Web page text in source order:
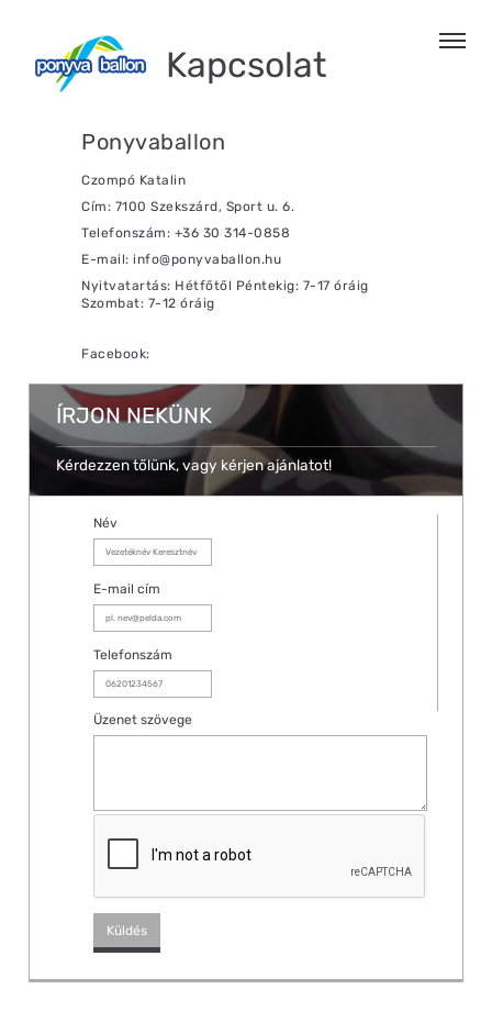
REFERENCIÁK /
AJÁNLATKÉRÉS
Kapcsolat
Ponyvaballon
Czompó Katalin
Cím: 7100 Szekszárd, Sport u. 6.
Telefonszám: +36 30 314-0858
E-mail: info@ponyvaballon.hu
Nyitvatartás: Hétfőtől Péntekig: 7-17 óráig
Szombat: 7-12 óráig
Facebook:
ÍRJON NEKÜNK
Kérdezzen tőlünk, vagy kérjen ajánlatot!
Név
E-mail cím
Telefonszám
Üzenet szövege